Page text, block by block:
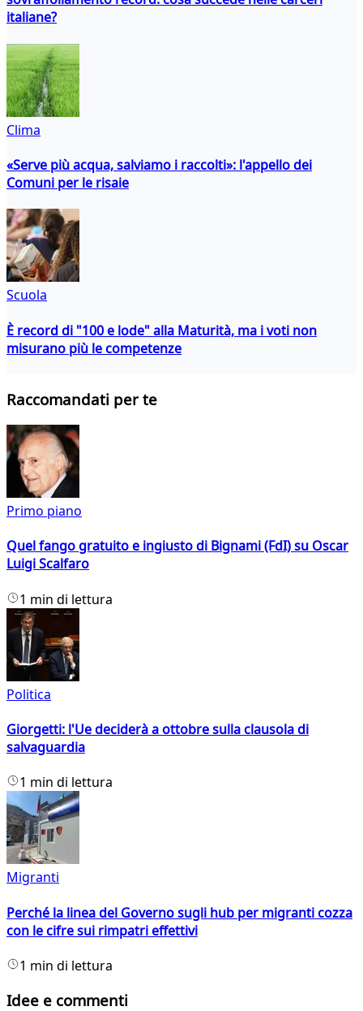
italiane?
Clima
«Serve più acqua, salviamo i raccolti»: l'appello dei
Comuni per le risaie
Scuola
È record di "100 e lode" alla Maturità, ma i voti non
misurano più le competenze
Raccomandati per te
Primo piano
Quel fango gratuito e ingiusto di Bignami (FdI) su Oscar
Luigi Scalfaro
1 min di lettura
Politica
Giorgetti: l'Ue deciderà a ottobre sulla clausola di
salvaguardia
1 min di lettura
Migranti
Perché la linea del Governo sugli hub per migranti cozza
con le cifre sui rimpatri effettivi
1 min di lettura
Idee e commenti